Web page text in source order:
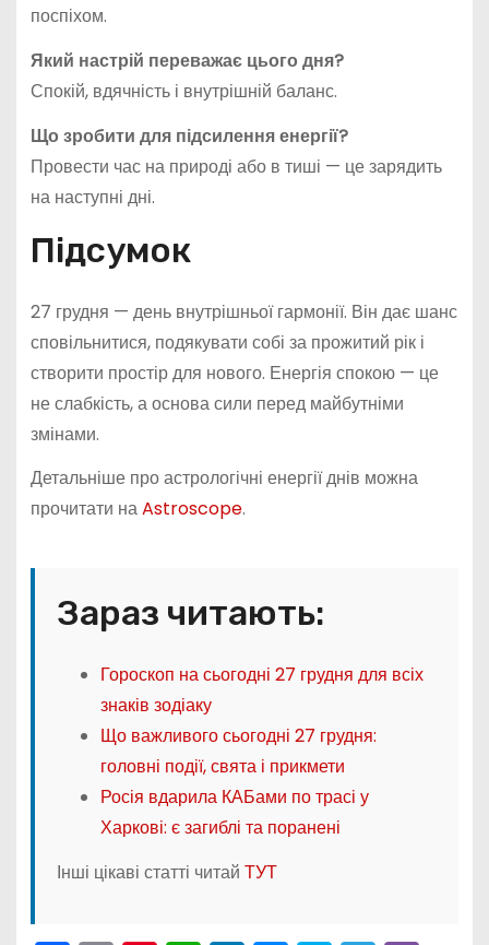
поспіхом.
Який настрій переважає цього дня?
Спокій, вдячність і внутрішній баланс.
Що зробити для підсилення енергії?
Провести час на природі або в тиші — це зарядить
на наступні дні.
Підсумок
27 грудня — день внутрішньої гармонії. Він дає шанс
сповільнитися, подякувати собі за прожитий рік і
створити простір для нового. Енергія спокою — це
не слабкість, а основа сили перед майбутніми
змінами.
Детальніше про астрологічні енергії днів можна
прочитати наAstroscope.
Зараз читають:
Гороскоп на сьогодні 27 грудня для всіх
знаків зодіаку
Що важливого сьогодні 27 грудня:
головні події, свята і прикмети
Росія вдарила КАБами по трасі у
Харкові: є загиблі та поранені
Інші цікаві статті читай ТУТ